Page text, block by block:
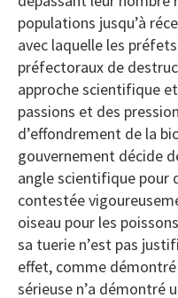
populations jusqu’à
avec laquelle les
préfectoraux de
approche scientifique
passions et des
d’effondrement de la
gouvernement décide
angle scientifique pour
contestée
oiseau pour les
sa tuerie n’est pas
effet, comme
sérieuse n’a